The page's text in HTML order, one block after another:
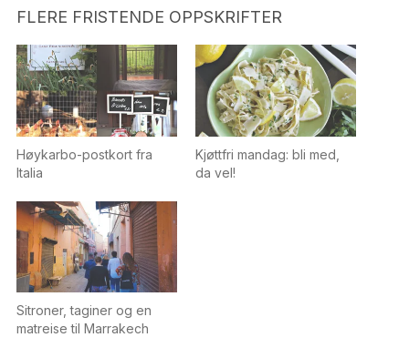
FLERE FRISTENDE OPPSKRIFTER
Høykarbo-postkort fra
Italia
Kjøttfri mandag: bli med,
da vel!
Sitroner, taginer og en
matreise til Marrakech